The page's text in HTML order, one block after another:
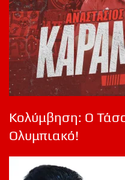
Κολύμβηση: Ο
Ολυμπιακό!